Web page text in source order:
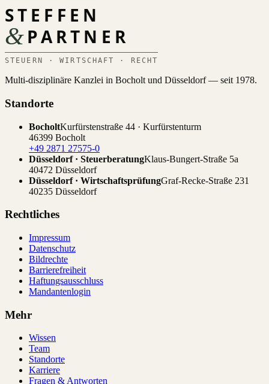
STEFFEN
&PARTNER
STEUERN · WIRTSCHAFT · RECHT
Multi-disziplinäre Kanzlei in Bocholt und Düsseldorf — seit 1978.
Standorte
BocholtKurfürstenstraße 44 · Kurfürstenturm
46399 Bocholt
+49 2871 27575-0
Düsseldorf · SteuerberatungKlaus-Bungert-Straße 5a
40472 Düsseldorf
Düsseldorf · WirtschaftsprüfungGraf-Recke-Straße 231
40235 Düsseldorf
Rechtliches
Impressum
Datenschutz
Bildrechte
Barrierefreiheit
Haftungsausschluss
Mandantenlogin
Mehr
Wissen
Team
Standorte
Karriere
Fragen & Antworten